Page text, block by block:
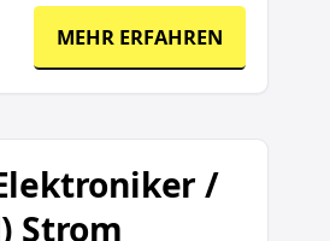
MEHR ERFAHREN
(m/w/d) Strom
/
Strom